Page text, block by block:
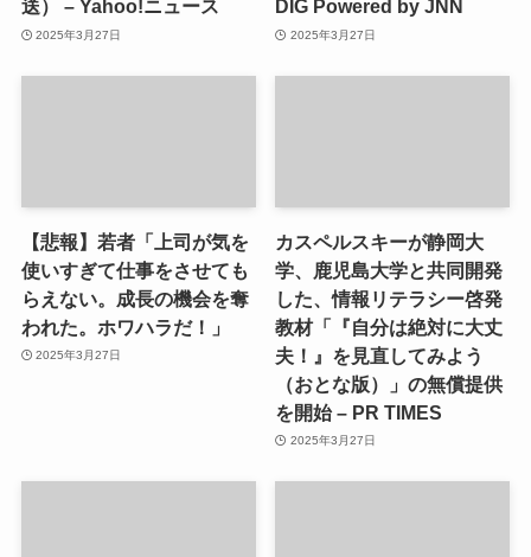
送） – Yahoo!ニュース
2025年3月27日
DIG Powered by JNN
2025年3月27日
【悲報】若者「上司が気を
使いすぎて仕事をさせても
らえない。成長の機会を奪
われた。ホワハラだ！」
2025年3月27日
カスペルスキーが静岡大
学、鹿児島大学と共同開発
した、情報リテラシー啓発
教材「『自分は絶対に大丈
夫！』を見直してみよう
（おとな版）」の無償提供
を開始 – PR TIMES
2025年3月27日